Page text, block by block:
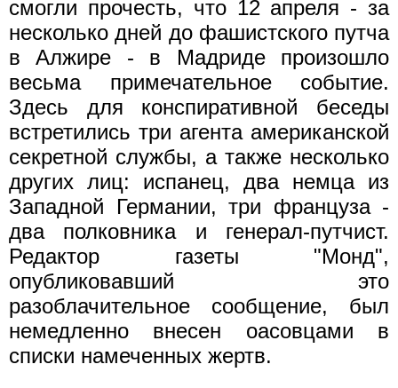
смогли прочесть, что 12 апреля - за
несколько дней до фашистского путча
в Алжире - в Мадриде произошло
весьма примечательное событие.
Здесь для конспиративной беседы
встретились три агента американской
секретной службы, а также несколько
других лиц: испанец, два немца из
Западной Германии, три француза -
два полковника и генерал-путчист.
Редактор газеты "Монд",
опубликовавший это
разоблачительное сообщение, был
немедленно внесен оасовцами в
списки намеченных жертв.